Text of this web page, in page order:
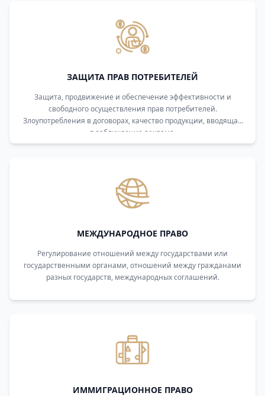
ЗАЩИТА ПРАВ ПОТРЕБИТЕЛЕЙ
Защита, продвижение и обеспечение эффективности и
свободного осуществления прав потребителей.
Злоупотребления в договорах, качество продукции, вводящая
в заблуждение реклама.
МЕЖДУНАРОДНОЕ ПРАВО
Регулирование отношений между государствами или
государственными органами, отношений между гражданами
разных государств, международных соглашений.
ИММИГРАЦИОННОЕ ПРАВО